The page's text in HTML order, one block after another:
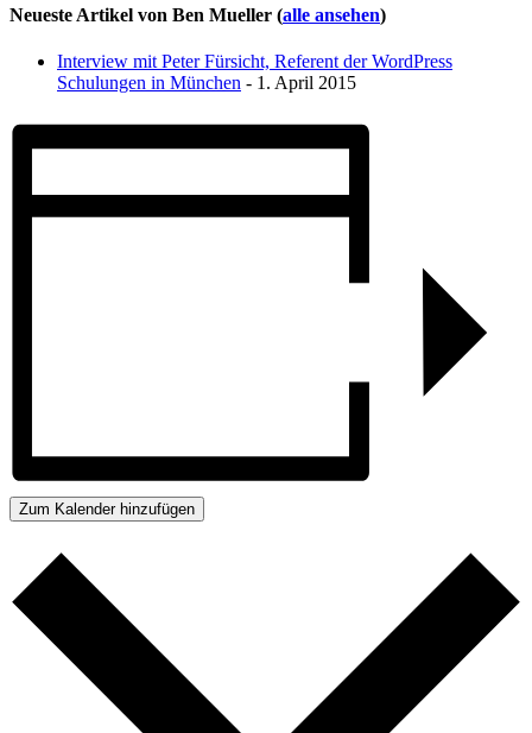
Neueste Artikel von Ben Mueller (alle ansehen)
Interview mit Peter Fürsicht, Referent der WordPress
Schulungen in München - 1. April 2015
Zum Kalender hinzufügen